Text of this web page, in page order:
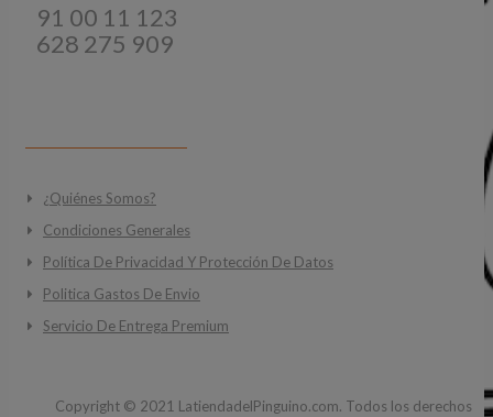
91 00 11 123
628 275 909
¿Quiénes Somos?
Condiciones Generales
Política De Privacidad Y Protección De Datos
Politica Gastos De Envio
Servicio De Entrega Premium
Copyright © 2021 LatiendadelPinguino.com. Todos los derechos